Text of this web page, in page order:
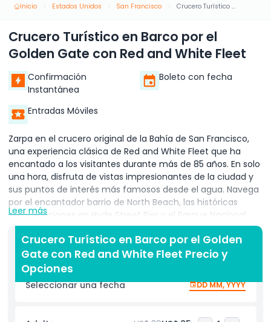
Inicio Estados Unidos San Francisco Crucero Turístico en Barco por el Golden Gate con Red and White Fleet
Crucero Turístico en Barco por el
Golden Gate con Red and White Fleet
Confirmación
Instantánea
Boleto con fecha
Entradas Móviles
Zarpa en el crucero original de la Bahía de San Francisco,
una experiencia clásica de Red and White Fleet que ha
encantado a los visitantes durante más de 85 años. En solo
una hora, disfruta de vistas impresionantes de la ciudad y
sus puntos de interés más famosos desde el agua. Navega
por el encantador barrio de North Beach, las históricas
embarcaciones en Hyde Street Pier y el Parque Nacional
Marítimo de San Francisco. Contempla los paisajes de
Ghirardelli Square, Fort Mason, Crissy Field y el pintoresco
Presidio. El punto culminante de tu viaje es una inolvidable
navegación directamente bajo el icónico Puente Golden
Gate, el lugar perfecto para fotografías impresionantes y
vistas panorámicas. En tu viaje de regreso, maravíllate con
pintoresco malecón de Sausalito y rodea la legendaria isla
Leer más
Crucero Turístico en Barco por el Golden
Gate con Red and White Fleet Precio y
Opciones
Seleccionar una fecha DD MM, YYYY